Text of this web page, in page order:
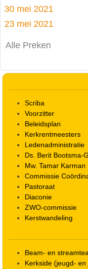
30 mei 2021
23 mei 2021
Alle Preken
Scriba
Voorzitter
Beleidsplan
Kerkrentmeesters
Ledenadministratie
Ds. Berit Bootsma-
Mw. Tamar Karman
Commissie
Pastoraat
Diaconie
ZWO-commissie
Kerstwandeling
Beam- en
Kerkside (jeugd-